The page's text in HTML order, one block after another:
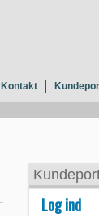
Kontakt
Log ind